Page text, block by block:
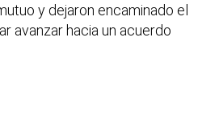
y dejaron encaminado el
avanzar hacia un acuerdo